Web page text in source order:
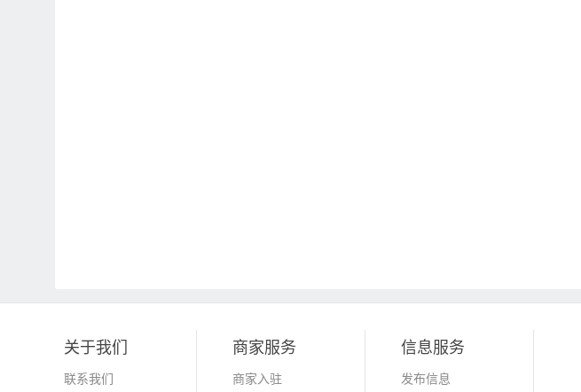
关于我们
联系我们
商家服务
商家入驻
信息服务
发布信息